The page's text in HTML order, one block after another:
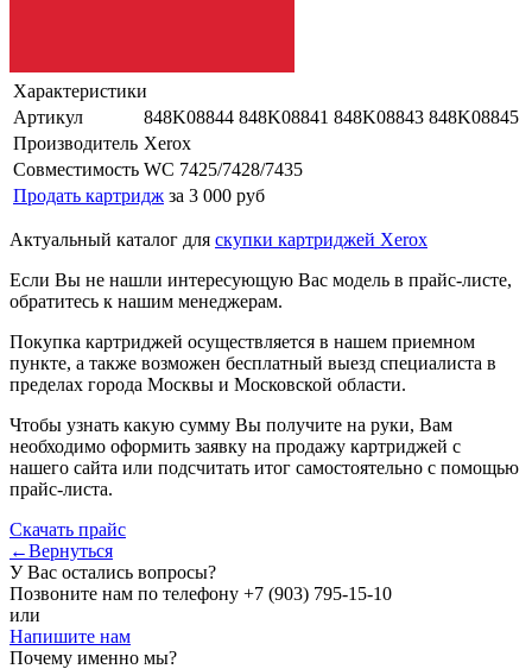
Характеристики
Артикул
848K08844 848K08841 848K08843 848K08845
Производитель Xerox
Совместимость WC 7425/7428/7435
Продать картридж за 3 000 руб
Актуальный каталог для скупки картриджей Xerox
Если Вы не нашли интересующую Вас модель в прайс-листе,
обратитесь к нашим менеджерам.
Покупка картриджей осуществляется в нашем приемном
пункте, а также возможен бесплатный выезд специалиста в
пределах города Москвы и Московской области.
Чтобы узнать какую сумму Вы получите на руки, Вам
необходимо оформить заявку на продажу картриджей с
нашего сайта или подсчитать итог самостоятельно с помощью
прайс-листа.
Скачать прайс
←Вернуться
У Вас остались вопросы?
Позвоните нам по телефону +7 (903) 795-15-10
или
Напишите нам
Почему именно мы?